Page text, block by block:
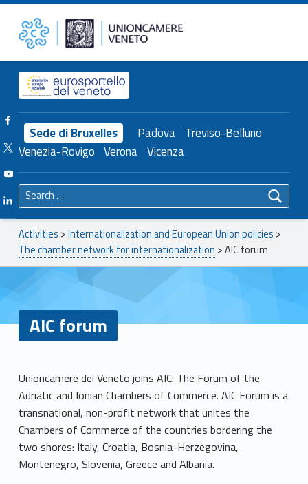
AIC forum – Unioncamere del Veneto Unioncamere del Veneto
Header info sidebar
Sede di Bruxelles Padova Treviso-Belluno
Venezia-Rovigo Verona Vicenza
Facebook Unioncamere Veneto
Twitter Unioncamere Veneto
Youtube Unioncamere Veneto
Linkedin Unioncamere Veneto
Search for:
Breadcrumbs navigation
Activities >Internationalization and European Union policies >
The chamber network for internationalization >AIC forum
AIC forum
A
I
C
f
Unioncamere del Veneto joins AIC: The Forum of the
Adriatic and Ionian Chambers of Commerce. AIC Forum is a
transnational, non-profit network that unites the
Chambers of Commerce of the countries bordering the
two shores: Italy, Croatia, Bosnia-Herzegovina,
Montenegro, Slovenia, Greece and Albania.